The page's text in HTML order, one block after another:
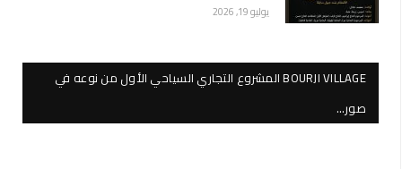
يوليو 19, 2026
BOURJI VILLAGE المشروع التجاري السياحي الأول من نوعه في
صور…